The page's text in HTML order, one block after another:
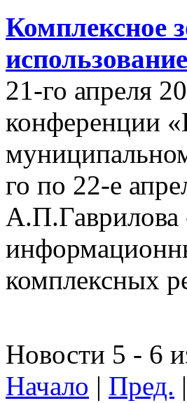
Комплексное
21-го апреля
конференции
го по 22-е
А.П.Гаврилова
комплексных
Новости 5 - 6
Начало | Пред. |